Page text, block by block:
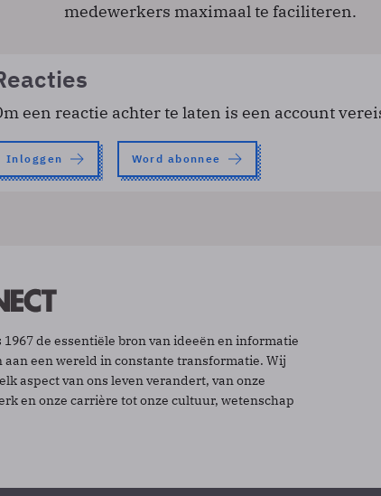
medewerkers maximaal te faciliteren.
een reactie achter te laten is een account
Inloggen Word abonnee
1967 de essentiële bron van ideeën en informatie
aan een wereld in constante transformatie. Wij
aspect van ons leven verandert, van onze
en onze carrière tot onze cultuur, wetenschap